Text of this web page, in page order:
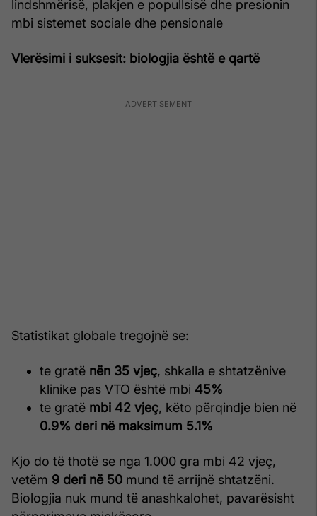
lindshmërisë, plakjen e popullsisë dhe presionin
mbi sistemet sociale dhe pensionale
Vlerësimi i suksesit: biologjia është e qartë
Statistikat globale tregojnë se:
te gratë nën 35 vjeç, shkalla e shtatzënive
klinike pas VTO është mbi 45%
te gratë mbi 42 vjeç, këto përqindje bien në
0.9% deri në maksimum 5.1%
Kjo do të thotë se nga 1.000 gra mbi 42 vjeç,
vetëm 9 deri në 50 mund të arrijnë shtatzëni.
Biologjia nuk mund të anashkalohet, pavarësisht